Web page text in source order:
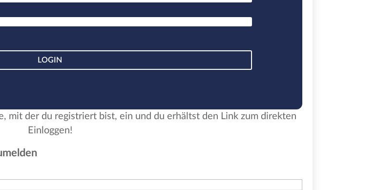
LOGIN
mit der du registriert bist, ein und du erhältst den Link zum direkten
Einloggen!